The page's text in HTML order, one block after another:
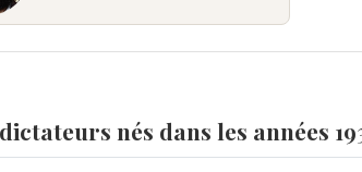
nés dans les années